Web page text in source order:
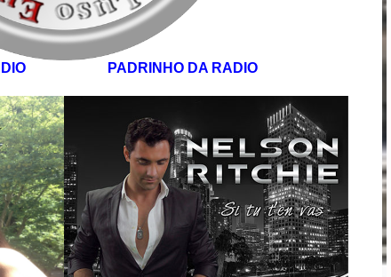
PADRINHO DA RADIO